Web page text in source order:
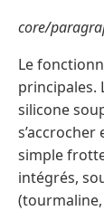
core/
Le
principales.
silicone
simple
intégrés,